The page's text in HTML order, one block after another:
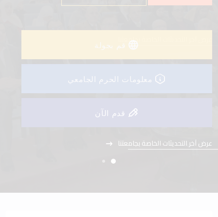
قم بجولة
معلومات الحرم الجامعي
قدم الآن
عرض آخر التحديثات الخاصة بجامعتنا
عرض آخر التحديثات الخاصة بجامعتنا